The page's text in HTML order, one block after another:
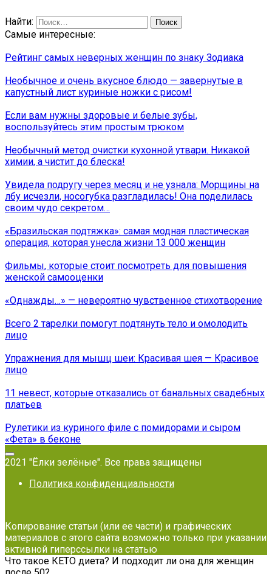
Найти:
Самые интересные:
Рейтинг самых неверных женщин по знаку Зодиака
Необычное и очень вкусное блюдо — завернутые в
капустный лист куриные ножки с рисом!
Если вам нужны здоровые и белые зубы,
воспользуйтесь этим простым трюком
Необычный метод очистки кухонной утвари. Никакой
химии, а чистит до блеска!
Увидела подругу через месяц и не узнала: Морщины на
лбу исчезли, носогубка разгладилась! Она поделилась
своим чудо секретом…
«Бразильская подтяжка»: самая модная пластическая
операция, которая унесла жизни 13 000 женщин
Фильмы, которые стоит посмотреть для повышения
женской самооценки
«Однажды…» — невероятно чувственное стихотворение
Всего 2 тарелки помогут подтянуть тело и омолодить
лицо
Упражнения для мышц шеи: Красивая шея — Красивое
лицо
11 невест, которые отказались от банальных свадебных
платьев
Рулетики из куриного филе с помидорами и сыром
«Фета» в беконе
2021 "Ёлки зелёные". Все права защищены
Политика конфиденциальности
Копирование статьи (или ее части) и графических
материалов с этого сайта возможно только при указании
активной гиперссылки на статью
Что такое КЕТО диета? И подходит ли она для женщин